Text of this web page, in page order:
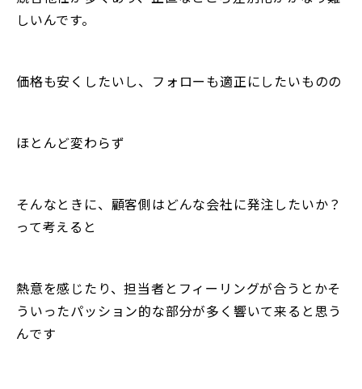
しいんです。
価格も安くしたいし、フォローも適正にしたいものの
ほとんど変わらず
そんなときに、顧客側はどんな会社に発注したいか？
って考えると
熱意を感じたり、担当者とフィーリングが合うとかそ
ういったパッション的な部分が多く響いて来ると思う
んです